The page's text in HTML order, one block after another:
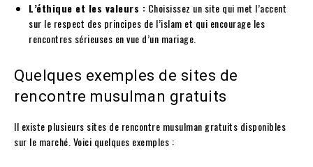
L’éthique et les valeurs : Choisissez un site qui met l’accent
sur le respect des principes de l’islam et qui encourage les
rencontres sérieuses en vue d’un mariage.
Quelques exemples de sites de
rencontre musulman gratuits
Il existe plusieurs sites de rencontre musulman gratuits disponibles
sur le marché. Voici quelques exemples :